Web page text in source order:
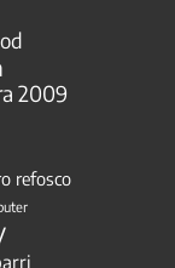
2009
refosco